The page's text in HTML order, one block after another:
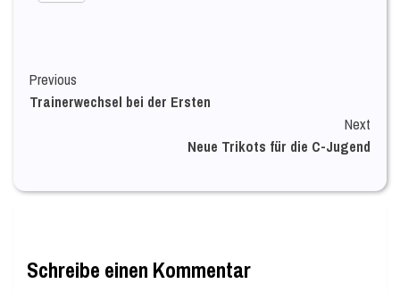
Continue
Reading
Previous
Trainerwechsel bei der Ersten
Next
Neue Trikots für die C-Jugend
Schreibe einen Kommentar